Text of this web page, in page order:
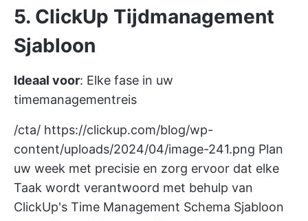
5. ClickUp Tijdmanagement
Sjabloon
Ideaal voor: Elke fase in uw
timemanagementreis
/cta/ https://clickup.com/blog/wp-
content/uploads/2024/04/image-241.png Plan
uw week met precisie en zorg ervoor dat elke
Taak wordt verantwoord met behulp van
ClickUp's Time Management Schema Sjabloon